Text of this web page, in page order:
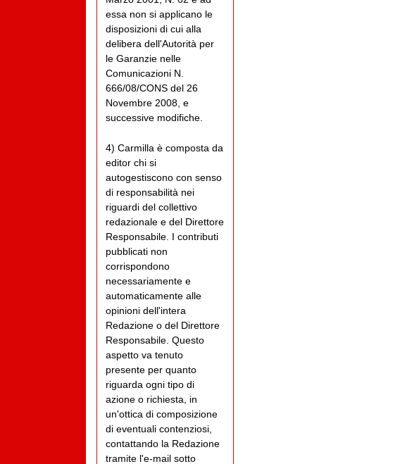
essa non si applicano le
disposizioni di cui alla
delibera dell'Autorità per
le Garanzie nelle
Comunicazioni N.
666/08/CONS del 26
Novembre 2008, e
successive modifiche.
4) Carmilla è composta da
editor chi si
autogestiscono con senso
di responsabilità nei
riguardi del collettivo
redazionale e del Direttore
Responsabile. I contributi
pubblicati non
corrispondono
necessariamente e
automaticamente alle
opinioni dell'intera
Redazione o del Direttore
Responsabile. Questo
aspetto va tenuto
presente per quanto
riguarda ogni tipo di
azione o richiesta, in
un'ottica di composizione
di eventuali contenziosi,
contattando la Redazione
tramite l'e-mail sotto